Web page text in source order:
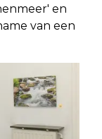
en
van een